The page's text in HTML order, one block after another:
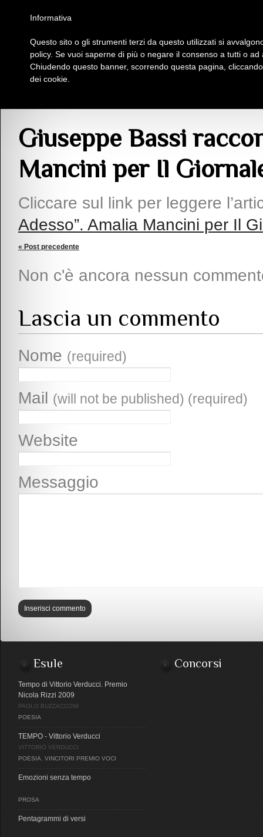
Insieme Per La Cultura
Giuseppe Bassi
Mancini per Il
Cliccare sul link per leggere
Adesso”. Amalia Mancini per Il
« Post precedente
Non c'è ancora nessun
Lascia un commento
Nome (required)
Mail (will not be published) (required)
Website
Messaggio
Esule
Tempo di Vittorio Verducci. Premio
Nicola Rizzi 2009
PAOLO BUZZACCONI
POESIA
TEMPO - Vittorio Verducci
VITTORIO VERDUCCI
POESIA
VINCITORI PREMIO VOCI
Emozioni senza tempo
PROSA
Pentagrammi di versi
Concorsi
Informativa
Questo sito o gli strumenti terzi da questo utilizzati si
policy. Se vuoi saperne di più o negare il consenso a tutti o
Chiudendo questo banner, scorrendo questa pagina,
dei cookie.